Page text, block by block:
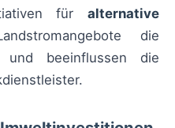
für alternative
die
und beeinflussen die